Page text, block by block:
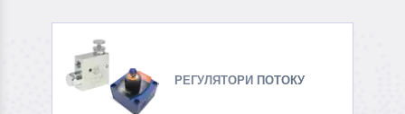
РЕГУЛЯТОРИ ПОТОКУ